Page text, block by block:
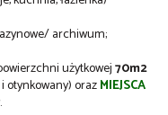
archiwum;
użytkowej70m2
otynkowany) orazMIEJSCA